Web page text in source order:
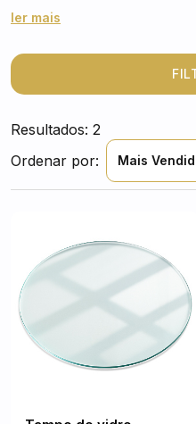
protegem a superfície
tampos em vidro
verdadeiro ponto de
ler mais
Resultados: 2
Ordenar por:
Mais